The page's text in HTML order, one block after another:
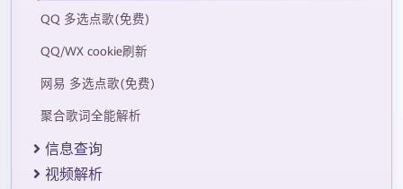
QQ 多选点歌(免费)
QQ/WX cookie刷新
网易 多选点歌(免费)
聚合歌词全能解析
信息查询
视频解析